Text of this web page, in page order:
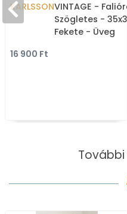
KARLSSONVINTAGE -
Szögletes -
Fekete - Üveg
16 900 Ft